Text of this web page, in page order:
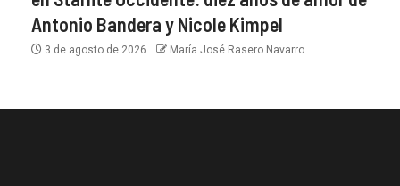
Antonio Bandera y Nicole Kimpel
3 de agosto de 2026 María José Rasero Navarro